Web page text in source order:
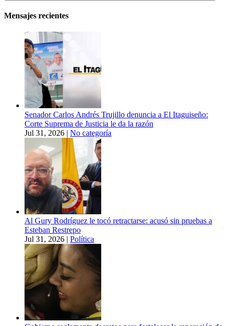
Mensajes recientes
Senador Carlos Andrés Trujillo denuncia a El Itaguiseño:
Corte Suprema de Justicia le da la razón
Jul 31, 2026 | No categoría
Al Gury Rodríguez le tocó retractarse: acusó sin pruebas a
Esteban Restrepo
Jul 31, 2026 | Política